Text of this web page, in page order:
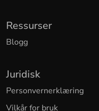
Ressurser
Blogg
Juridisk
Personvernerklæring
Vilkår for bruk